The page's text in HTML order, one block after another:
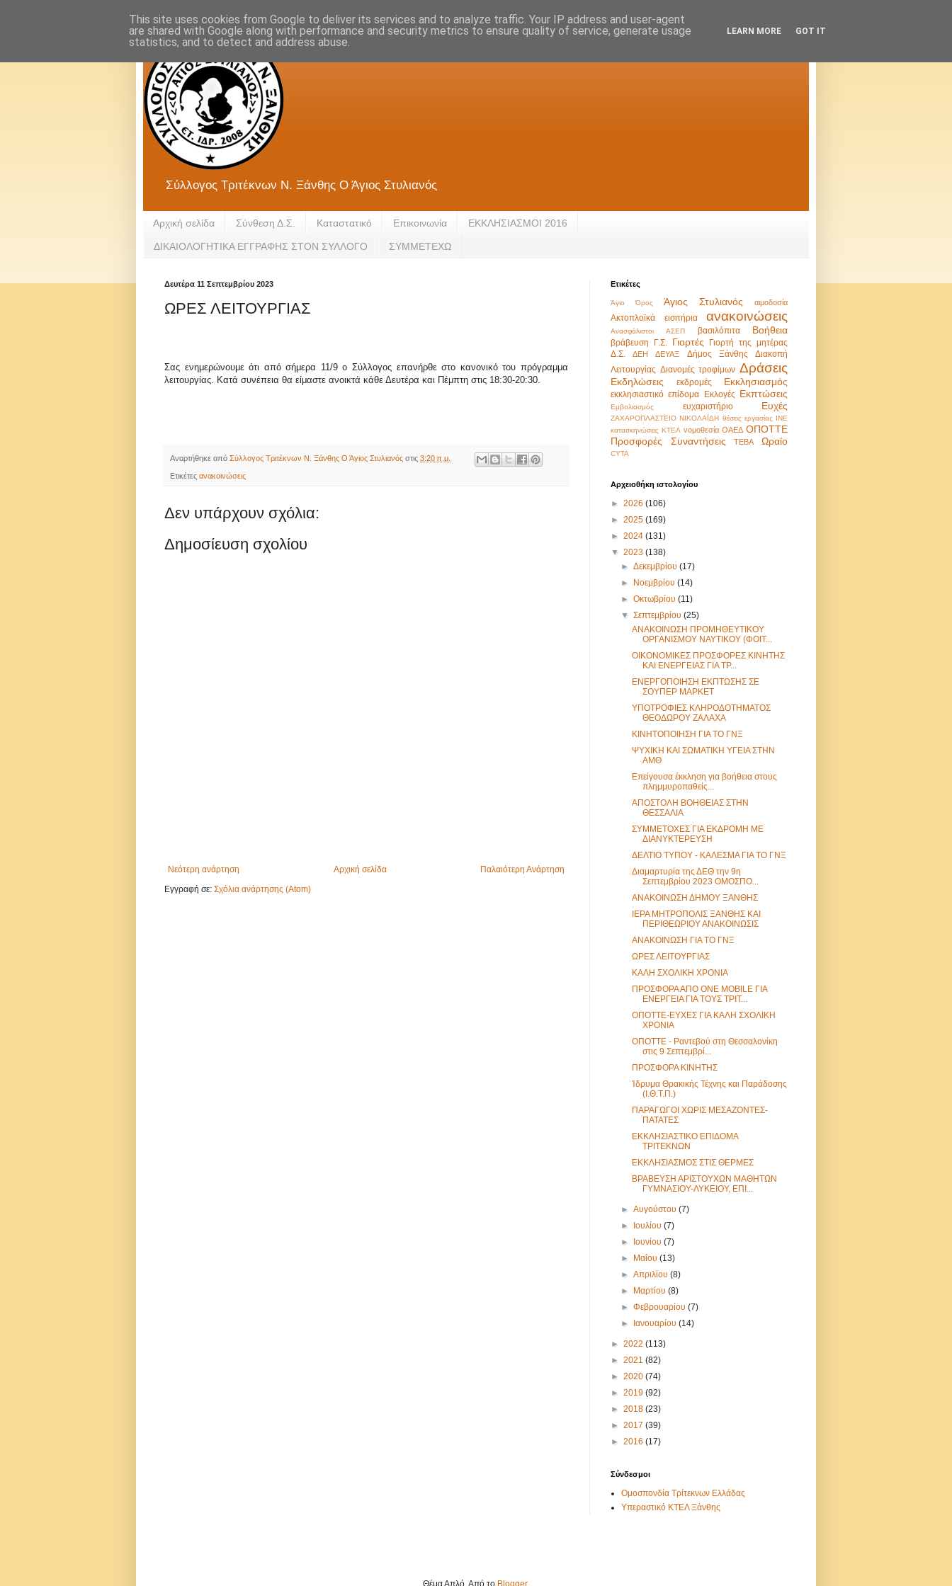
Σύλλογος Τριτέκνων Ν. Ξάνθης Ο Άγιος Στυλιανός
Αρχική σελίδα Σύνθεση Δ.Σ. Καταστατικό Eπικοινωνία ΕΚΚΛΗΣΙΑΣΜΟΙ 2016
ΔΙΚΑΙΟΛΟΓΗΤΙΚΑ ΕΓΓΡΑΦΗΣ ΣΤΟΝ ΣΥΛΛΟΓΟ ΣΥΜΜΕΤΕΧΩ
Δευτέρα 11 Σεπτεμβρίου 2023
ΩΡΕΣ ΛΕΙΤΟΥΡΓΙΑΣ
Σας ενημερώνουμε ότι από σήμερα 11/9 ο Σύλλογος επανήρθε στο κανονικό του πρόγραμμα
λειτουργίας. Κατά συνέπεια θα είμαστε ανοικτά κάθε Δευτέρα και Πέμπτη στις 18:30-20:30.
Αναρτήθηκε από Σύλλογος Τριτέκνων Ν. Ξάνθης Ο Άγιος Στυλιανός στις 3:20 π.μ.
Ετικέτες ανακοινώσεις
Δεν υπάρχουν σχόλια:
Δημοσίευση σχολίου
Νεότερη ανάρτηση Παλαιότερη Ανάρτηση
Αρχική σελίδα
Εγγραφή σε: Σχόλια ανάρτησης (Atom)
Ετικέτες
Άγιο Όρος Άγιος Στυλιανός αιμοδοσία
Ακτοπλοϊκά εισιτήρια ανακοινώσεις
Ανασφάλιστοι ΑΣΕΠ βασιλόπιτα Βοήθεια
βράβευση Γ.Σ. Γιορτές
Γιορτή της μητέρας
Δ.Σ.
ΔΕΗ ΔΕΥΑΞ Δήμος Ξάνθης
Διακοπή
Λειτουργίας Διανομές τροφίμων Δράσεις
Εκδηλώσεις εκδρομές Εκκλησιασμός
εκκλησιαστικό επίδομα Εκλογές Εκπτώσεις
Εμβολιασμός ευχαριστήριο Ευχές
ΖΑΧΑΡΟΠΛΑΣΤΕΙΟ ΝΙΚΟΛΑΪΔΗ θέσεις εργασίας ΙΝΕ
κατασκηνώσεις ΚΤΕΛ νομοθεσία ΟΑΕΔ ΟΠΟΤΤΕ
Προσφορές
Συναντήσεις ΤΕΒΑ Ωραίο
CYTA
Αρχειοθήκη ιστολογίου
► 2026 (106)
► 2025 (169)
► 2024 (131)
▼ 2023 (138)
►Δεκεμβρίου(17)
►
Νοεμβρίου(14)
►Οκτωβρίου(11)
▼Σεπτεμβρίου(25)
ΑΝΑΚΟΙΝΩΣΗ ΠΡΟΜΗΘΕΥΤΙΚΟΥ
ΟΡΓΑΝΙΣΜΟΥ ΝΑΥΤΙΚΟΥ (ΦΟΙΤ...
ΟΙΚΟΝΟΜΙΚΕΣ ΠΡΟΣΦΟΡΕΣ ΚΙΝΗΤΗΣ
ΚΑΙ ΕΝΕΡΓΕΙΑΣ ΓΙΑ ΤΡ...
ΕΝΕΡΓΟΠΟΙΗΣΗ ΕΚΠΤΩΣΗΣ ΣΕ
ΣΟΥΠΕΡ ΜΑΡΚΕΤ
ΥΠΟΤΡΟΦΙΕΣ ΚΛΗΡΟΔΟΤΗΜΑΤΟΣ
ΘΕΟΔΩΡΟΥ ΖΑΛΑΧΑ
ΚΙΝΗΤΟΠΟΙΗΣΗ ΓΙΑ ΤΟ ΓΝΞ
ΨΥΧΙΚΗ ΚΑΙ ΣΩΜΑΤΙΚΗ ΥΓΕΙΑ ΣΤΗΝ
ΑΜΘ
Επείγουσα έκκληση για βοήθεια στους
πλημμυροπαθείς...
ΑΠΟΣΤΟΛΗ ΒΟΗΘΕΙΑΣ ΣΤΗΝ
ΘΕΣΣΑΛΙΑ
ΣΥΜΜΕΤΟΧΕΣ ΓΙΑ ΕΚΔΡΟΜΗ ΜΕ
ΔΙΑΝΥΚΤΕΡΕΥΣΗ
ΔΕΛΤΙΟ ΤΥΠΟΥ - ΚΑΛΕΣΜΑ ΓΙΑ ΤΟ ΓΝΞ
Διαμαρτυρία της ΔΕΘ την 9η
Σεπτεμβρίου 2023 ΟΜΟΣΠΟ...
ΑΝΑΚΟΙΝΩΣΗ ΔΗΜΟΥ ΞΑΝΘΗΣ
ΙΕΡΑ ΜΗΤΡΟΠΟΛΙΣ ΞΑΝΘΗΣ ΚΑΙ
ΠΕΡΙΘΕΩΡΙΟΥ ΑΝΑΚΟΙΝΩΣΙΣ
ΑΝΑΚΟΙΝΩΣΗ ΓΙΑ ΤΟ ΓΝΞ
ΩΡΕΣ ΛΕΙΤΟΥΡΓΙΑΣ
ΚΑΛΗ ΣΧΟΛΙΚΗ ΧΡΟΝΙΑ
ΠΡΟΣΦΟΡΑ ΑΠΟ ONE MOBILE ΓΙΑ
ΕΝΕΡΓΕΙΑ ΓΙΑ ΤΟΥΣ ΤΡΙΤ...
ΟΠΟΤΤΕ-ΕΥΧΕΣ ΓΙΑ ΚΑΛΗ ΣΧΟΛΙΚΗ
ΧΡΟΝΙΑ
ΟΠΟΤΤΕ - Ραντεβού στη Θεσσαλονίκη
στις 9 Σεπτεμβρί...
ΠΡΟΣΦΟΡΑ ΚΙΝΗΤΗΣ
Ίδρυμα Θρακικής Τέχνης και Παράδοσης
(Ι.Θ.Τ.Π.)
ΠΑΡΑΓΩΓΟΙ ΧΩΡΙΣ ΜΕΣΑΖΟΝΤΕΣ-
ΠΑΤΑΤΕΣ
ΕΚΚΛΗΣΙΑΣΤΙΚΟ ΕΠΙΔΟΜΑ
ΤΡΙΤΕΚΝΩΝ
ΕΚΚΛΗΣΙΑΣΜΟΣ ΣΤΙΣ ΘΕΡΜΕΣ
ΒΡΑΒΕΥΣΗ ΑΡΙΣΤΟΥΧΩΝ ΜΑΘΗΤΩΝ
ΓΥΜΝΑΣΙΟΥ-ΛΥΚΕΙΟΥ, ΕΠΙ...
►Αυγούστου(7)
►
Ιουλίου(7)
►
Ιουνίου(7)
►
Μαΐου(13)
►Απριλίου(8)
►
Μαρτίου(8)
►Φεβρουαρίου(7)
►
Ιανουαρίου(14)
► 2022 (113)
► 2021 (82)
► 2020 (74)
► 2019 (92)
► 2018 (23)
► 2017 (39)
► 2016 (17)
Σύνδεσμοι
Ομοσπονδία Τρίτεκνων Ελλάδας
Υπεραστικό ΚΤΕΛ Ξάνθης
Θέμα Απλό. Από το Blogger.
This site uses cookies from Google to deliver its services and to analyze traffic. Your IP address and user-agent
are shared with Google along with performance and security metrics to ensure quality of service, generate usage
statistics, and to detect and address abuse.
LEARN MORE GOT IT